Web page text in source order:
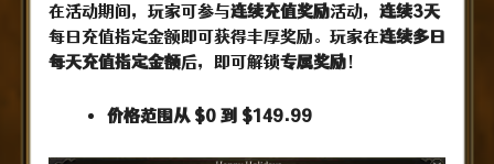
在活动期间，玩家可参与连续充值奖励活动， 连续3天
每日充值指定金额即可获得丰厚奖励。玩家在连续多日
每天充值指定金额后，即可解锁专属奖励！
价格范围从 $0 到 $149.99